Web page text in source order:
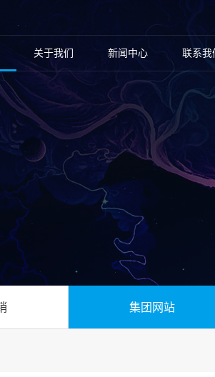
关于我们 新闻中心 联系我
集团网站